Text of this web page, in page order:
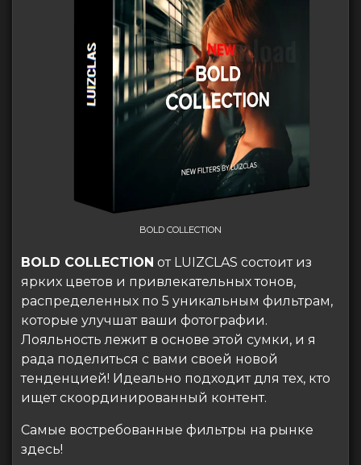
BOLD COLLECTION
BOLD COLLECTION от LUIZCLAS состоит из
ярких цветов и привлекательных тонов,
распределенных по 5 уникальным фильтрам,
которые улучшат ваши фотографии.
Лояльность лежит в основе этой сумки, и я
рада поделиться с вами своей новой
тенденцией! Идеально подходит для тех, кто
ищет скоординированный контент.
Самые востребованные фильтры на рынке
здесь!